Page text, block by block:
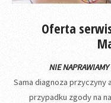
Oferta
NIE
Sama diagnoza przyczyny
przypadku zgody na